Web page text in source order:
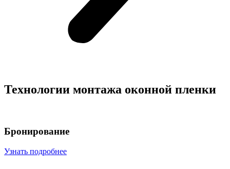
Технологии монтажа оконной пленки
Бронирование
Узнать подробнее